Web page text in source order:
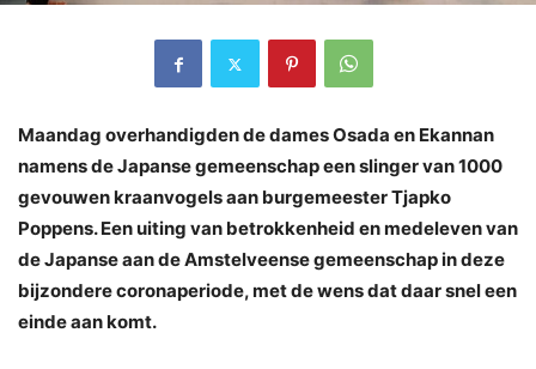
Maandag overhandigden de dames Osada en Ekannan
namens de Japanse gemeenschap een slinger van 1000
gevouwen kraanvogels aan burgemeester Tjapko
Poppens. Een uiting van betrokkenheid en medeleven van
de Japanse aan de Amstelveense gemeenschap in deze
bijzondere coronaperiode, met de wens dat daar snel een
einde aan komt.